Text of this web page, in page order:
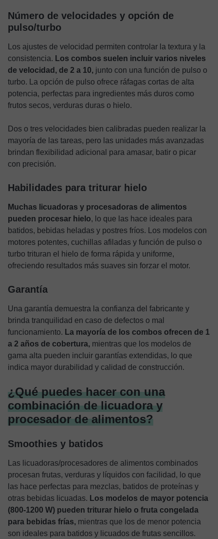
Número de velocidades y opción de
pulso/turbo
Los ajustes de velocidad permiten controlar la textura y la
consistencia. Los combos suelen incluir varios niveles
de velocidad, de 2 a 10, junto con una función de pulso o
turbo. La opción de pulso ofrece ráfagas cortas de alta
potencia, perfectas para ingredientes más duros como
frutos secos, verduras duras o hielo.
Dos o tres velocidades bien calibradas pueden realizar la
mayoría de las tareas, pero las unidades más avanzadas
brindan flexibilidad adicional para amasar, batir o picar
con precisión.
Habilidades para triturar hielo
Muchas licuadoras y procesadoras de alimentos
pueden procesar hielo, lo que las hace ideales para
batidos, bebidas heladas y postres fríos. Los modelos con
motores potentes, cuchillas afiladas y función de pulso o
turbo trituran el hielo de forma rápida y uniforme,
ofreciendo resultados más suaves sin forzar el motor.
Garantía
Una garantía demuestra la confianza del fabricante y
brinda tranquilidad en caso de defectos o mal
funcionamiento. La mayoría de los combos ofrecen de 1
a 2 años de cobertura, mientras que los modelos de
gama alta pueden incluir garantías extendidas, lo que
indica mayor durabilidad y calidad de construcción.
¿Qué puedes hacer con una
combinación de licuadora y
procesador de alimentos?
Smoothies y batidos
Las licuadoras/procesadores de alimentos combinados
procesan frutas, verduras y líquidos con facilidad, lo que
las hace perfectas para mezclas, batidos de proteínas y
otras bebidas licuadas. Los modelos de mayor potencia
(800-1200 W) pueden triturar hielo o fruta congelada
para bebidas frías, mientras que los de menor potencia
son ideales para batidos y licuados de frutas sencillos.